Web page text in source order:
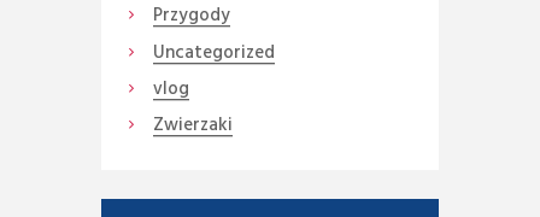
Przygody
Uncategorized
vlog
Zwierzaki